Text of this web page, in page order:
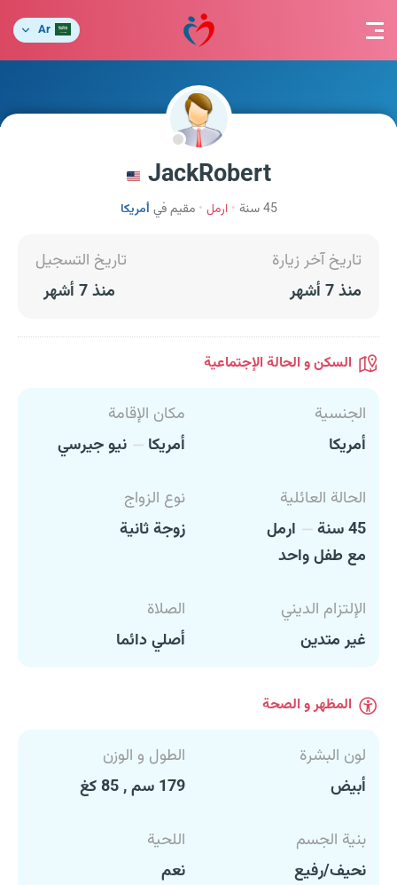
Ar
JackRobert
45 سنة ارمل مقيم في أمريكا
تاريخ آخر زيارة
منذ 7 أشهر
تاريخ التسجيل
منذ 7 أشهر
السكن و الحالة الإجتماعية
الجنسية
أمريكا
مكان الإقامة
أمريكا
نيو جيرسي
الحالة العائلية
45 سنة
ارمل
مع طفل واحد
نوع الزواج
زوجة ثانية
الإلتزام الديني
غير متدين
الصلاة
أصلي دائما
المظهر و الصحة
لون البشرة
أبيض
الطول و الوزن
179 سم , 85 كغ
بنية الجسم
نحيف/رفيع
اللحية
نعم